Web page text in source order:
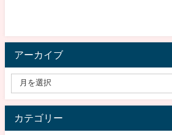
アーカイブ
カテゴリー